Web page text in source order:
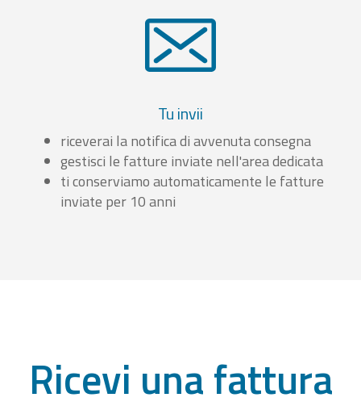
Tu invii
riceverai la notifica di avvenuta consegna
gestisci le fatture inviate nell'area dedicata
ti conserviamo automaticamente le fatture
inviate per 10 anni
Ricevi una fattura